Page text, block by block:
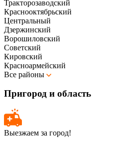
Тракторозаводский
Краснооктябрьский
Центральный
Дзержинский
Ворошиловский
Советский
Кировский
Красноармейский
Все районы
Пригород и область
Выезжаем за город!